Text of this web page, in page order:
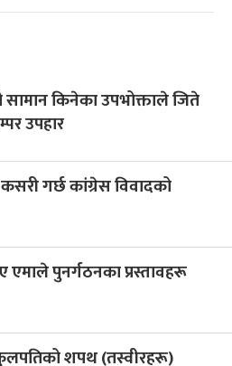
किनेका उपभोक्ताले जिते
उपहार
गर्छ कांग्रेस विवादको
एमाले पुनर्गठनका प्रस्तावहरू
कुलपतिको शपथ (तस्वीरहरू)